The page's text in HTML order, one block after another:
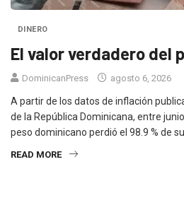
DINERO
El valor verdadero del
DominicanPress agosto 6, 2026
A partir de los datos de inflación
de la República Dominicana, entre
peso dominicano perdió el 98.9 % de
READ MORE